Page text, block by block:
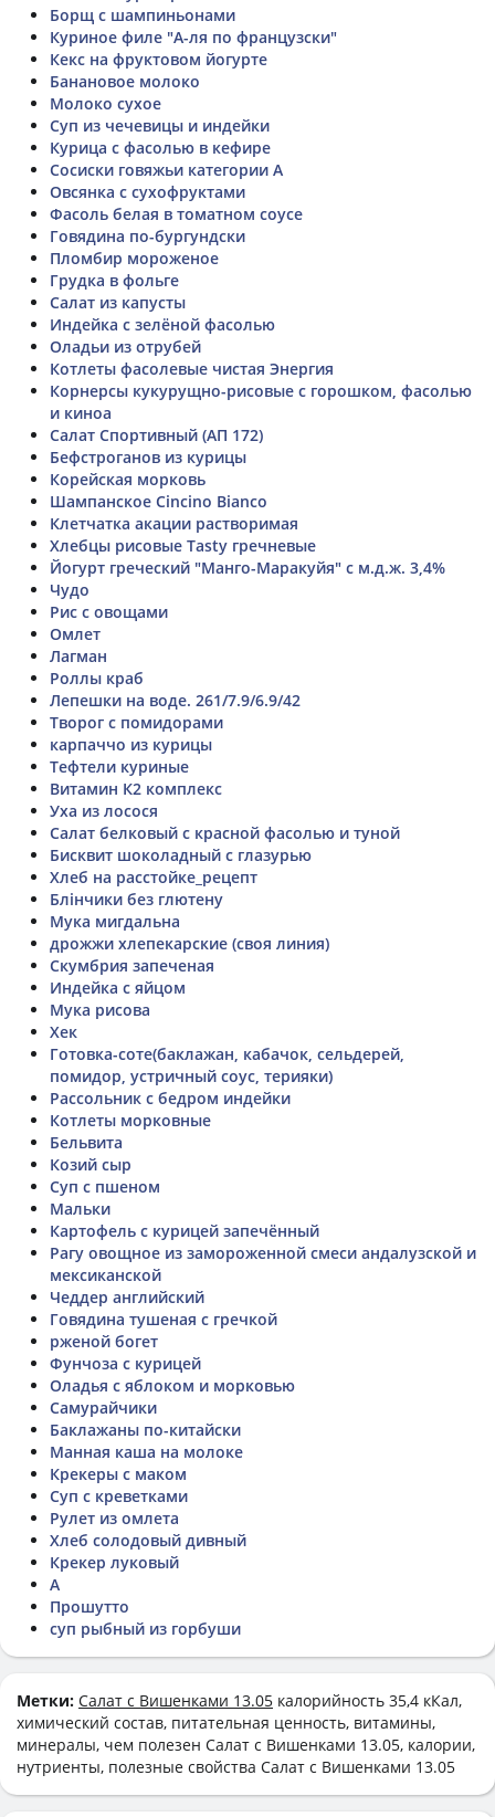
Борщ с шампиньонами
Куриное филе "А-ля по французски"
Кекс на фруктовом йогурте
Банановое молоко
Молоко сухое
Суп из чечевицы и индейки
Курица с фасолью в кефире
Сосиски говяжьи категории А
Овсянка с сухофруктами
Фасоль белая в томатном соусе
Говядина по-бургундски
Пломбир мороженое
Грудка в фольге
Салат из капусты
Индейка с зелёной фасолью
Оладьи из отрубей
Котлеты фасолевые чистая Энергия
Корнерсы кукурущно-рисовые с горошком, фасолью
и киноа
Салат Спортивный (АП 172)
Бефстроганов из курицы
Корейская морковь
Шампанское Cincino Bianco
Клетчатка акации растворимая
Хлебцы рисовые Tasty гречневые
Йогурт греческий "Манго-Маракуйя" с м.д.ж. 3,4%
Чудо
Рис с овощами
Омлет
Лагман
Роллы краб
Лепешки на воде. 261/7.9/6.9/42
Творог с помидорами
карпаччо из курицы
Тефтели куриные
Витамин К2 комплекс
Уха из лосося
Салат белковый с красной фасолью и туной
Бисквит шоколадный с глазурью
Хлеб на расстойке_рецепт
Блінчики без глютену
Мука мигдальна
дрожжи хлепекарские (своя линия)
Скумбрия запеченая
Индейка с яйцом
Мука рисова
Хек
Готовка-соте(баклажан, кабачок, сельдерей,
помидор, устричный соус, терияки)
Рассольник с бедром индейки
Котлеты морковные
Бельвита
Козий сыр
Суп с пшеном
Мальки
Картофель с курицей запечённый
Рагу овощное из замороженной смеси андалузской и
мексиканской
Чеддер английский
Говядина тушеная с гречкой
рженой богет
Фунчоза с курицей
Оладья с яблоком и морковью
Самурайчики
Баклажаны по-китайски
Манная каша на молоке
Крекеры с маком
Суп с креветками
Рулет из омлета
Хлеб солодовый дивный
Крекер луковый
А
Прошутто
суп рыбный из горбуши
Метки: Салат с Вишенками 13.05 калорийность 35,4 кКал,
химический состав, питательная ценность, витамины,
минералы, чем полезен Салат с Вишенками 13.05, калории,
нутриенты, полезные свойства Салат с Вишенками 13.05